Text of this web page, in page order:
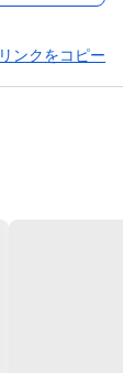
リンクをコピー